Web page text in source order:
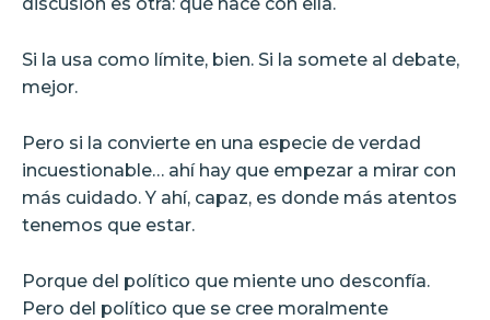
Si la usa como límite, bien. Si la somete al debate,
mejor.
Pero si la convierte en una especie de verdad
incuestionable… ahí hay que empezar a mirar con
más cuidado. Y ahí, capaz, es donde más atentos
tenemos que estar.
Porque del político que miente uno desconfía.
Pero del político que se cree moralmente